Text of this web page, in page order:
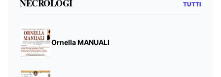
NECROLOGI TUTTI
Ornella MANUALI